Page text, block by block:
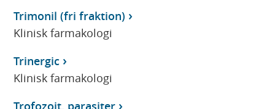
Trimonil (fri fraktion)
Klinisk farmakologi
Trinergic
Klinisk farmakologi
Trofozoit, parasiter